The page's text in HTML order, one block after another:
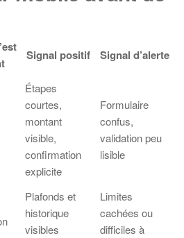
Signal positif Signal d’alerte
Étapes
courtes,
montant
visible,
confirmation
explicite
Formulaire
confus,
validation peu
lisible
Plafonds et
historique
visibles
Limites
cachées ou
difficiles à